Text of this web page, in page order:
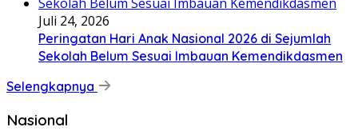
Juli 24, 2026
Peringatan Hari Anak Nasional 2026 di Sejumlah
Sekolah Belum Sesuai Imbauan Kemendikdasmen
Selengkapnya
Nasional